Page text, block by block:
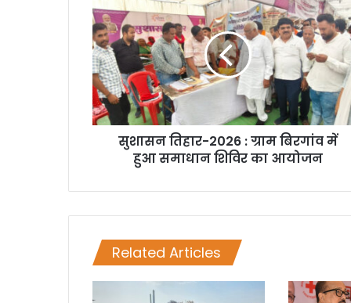
सुशासन तिहार-2026 : ग्राम बिरगांव में
हुआ समाधान शिविर का आयोजन
Related Articles